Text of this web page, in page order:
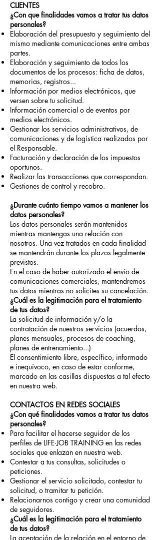
CLIENTES
¿Con que finalidades vamos a tratar tus datos
personales?
Elaboración del presupuesto y seguimiento del
mismo mediante comunicaciones entre ambas
partes.
Elaboración y seguimiento de todos los
documentos de los procesos: ficha de datos,
memorias, registros...
Información por medios electrónicos, que
versen sobre tu solicitud.
Información comercial o de eventos por
medios electrónicos.
Gestionar los servicios administrativos, de
comunicaciones y de logística realizados por
el Responsable.
Facturación y declaración de los impuestos
oportunos.
Realizar las transacciones que correspondan.
Gestiones de control y recobro.
¿Durante cuánto tiempo vamos a mantener los
datos personales?
Los datos personales serán mantenidos
mientras mantengas una relación con
nosotros. Una vez tratados en cada finalidad
se mantendrán durante los plazos legalmente
previstos.
En el caso de haber autorizado el envío de
comunicaciones comerciales, mantendremos
tus datos mientras no solicites su cancelación.
¿Cuál es la legitimación para el tratamiento
de tus datos?
La solicitud de información y/o la
contratación de nuestros servicios (acuerdos,
planes mensuales, procesos de coaching,
planes de entrenamiento...)
El consentimiento libre, específico, informado
e inequívoco, en caso de estar conforme,
marcado en las casillas dispuestas a tal efecto
en nuestra web.
CONTACTOS EN REDES SOCIALES
¿Con qué finalidades vamos a tratar tus datos
personales?
Para facilitar el hacerse seguidor de los
perfiles de LIFE·JOB TRAINING en las redes
sociales que enlazan en nuestra web.
Contestar a tus consultas, solicitudes o
peticiones.
Gestionar el servicio solicitado, contestar tu
solicitud, o tramitar tu petición.
Relacionarnos contigo y crear una comunidad
de seguidores.
¿Cuál es la legitimación para el tratamiento
de tus datos?
La aceptación de la relación en el entorno de